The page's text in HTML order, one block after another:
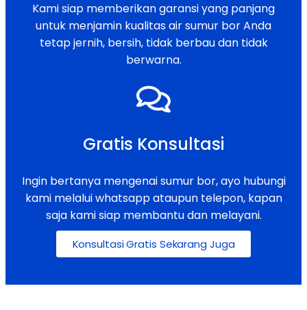
Kami siap memberikan garansi yang panjang
untuk menjamin kualitas air sumur bor Anda
tetap jernih, bersih, tidak berbau dan tidak
berwarna.
Gratis Konsultasi
Ingin bertanya mengenai sumur bor, ayo hubungi
kami melalui whatsapp ataupun telepon, kapan
saja kami siap membantu dan melayani.
Konsultasi Gratis Sekarang Juga